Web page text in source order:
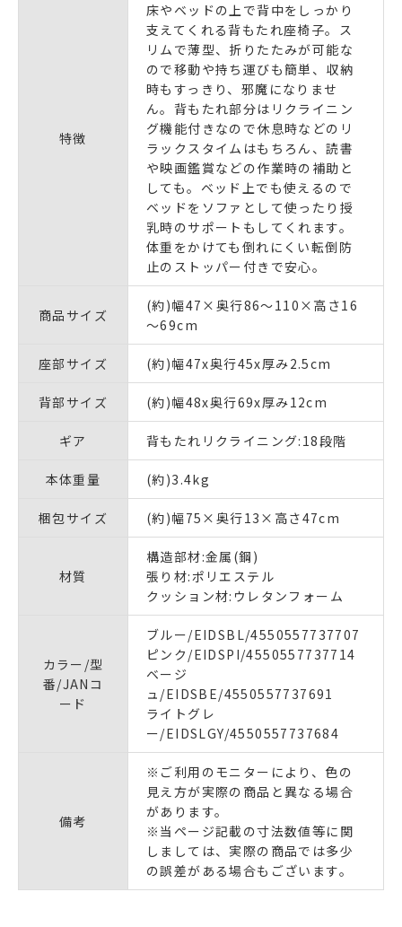
特徴
床やベッドの上で背中をしっかり
支えてくれる背もたれ座椅子。ス
リムで薄型、折りたたみが可能な
ので移動や持ち運びも簡単、収納
時もすっきり、邪魔になりませ
ん。背もたれ部分はリクライニン
グ機能付きなので休息時などのリ
ラックスタイムはもちろん、読書
や映画鑑賞などの作業時の補助と
しても。ベッド上でも使えるので
ベッドをソファとして使ったり授
乳時のサポートもしてくれます。
体重をかけても倒れにくい転倒防
止のストッパー付きで安心。
商品サイズ
(約)幅47×奥行86～110×高さ16
～69cm
座部サイズ (約)幅47x奥行45x厚み2.5cm
背部サイズ (約)幅48x奥行69x厚み12cm
ギア 背もたれリクライニング:18段階
本体重量 (約)3.4kg
梱包サイズ (約)幅75×奥行13×高さ47cm
材質
構造部材:金属(鋼)
張り材:ポリエステル
クッション材:ウレタンフォーム
カラー/型
番/JANコ
ード
ブルー/EIDSBL/4550557737707
ピンク/EIDSPI/4550557737714
ベージ
ュ/EIDSBE/4550557737691
ライトグレ
ー/EIDSLGY/4550557737684
備考
※ご利用のモニターにより、色の
見え方が実際の商品と異なる場合
があります。
※当ページ記載の寸法数値等に関
しましては、実際の商品では多少
の誤差がある場合もございます。